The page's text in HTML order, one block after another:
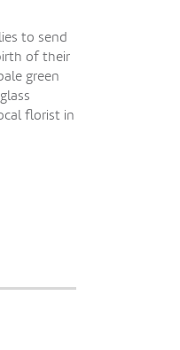
to send
of their
green
florist in